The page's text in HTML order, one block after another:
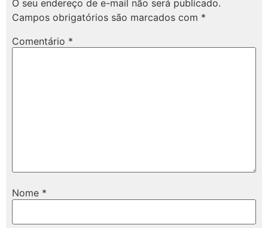
O seu endereço de e-mail não será publicado.
Campos obrigatórios são marcados com *
Comentário *
Nome *